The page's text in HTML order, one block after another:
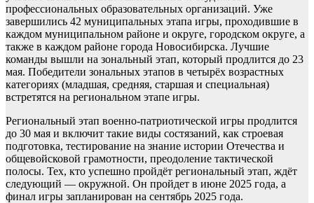
профессиональных образовательных организаций. Уже
завершились 42 муниципальных этапа игры, проходившие в
каждом муниципальном районе и округе, городском округе, а
также в каждом районе города Новосибирска. Лучшие
команды вышли на зональный этап, который продлится до 23
мая. Победители зональных этапов в четырёх возрастных
категориях (младшая, средняя, старшая и специальная)
встретятся на региональном этапе игры.
Региональный этап военно-патриотической игры продлится
до 30 мая и включит такие виды состязаний, как строевая
подготовка, тестирование на знание истории Отечества и
общевойсковой грамотности, преодоление тактической
полосы. Тех, кто успешно пройдёт региональный этап, ждёт
следующий — окружной. Он пройдет в июне 2025 года, а
финал игры запланирован на сентябрь 2025 года.